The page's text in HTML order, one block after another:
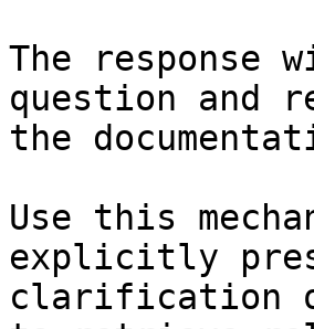
The
question and
the
Use this
explicitly
clarification